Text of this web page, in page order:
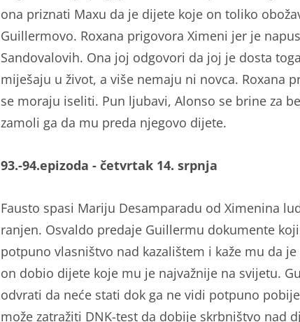
ona priznati Maxu da je dijete koje on toliko
Guillermovo. Roxana prigovora Ximeni jer je
Sandovalovih. Ona joj odgovori da joj je dosta
miješaju u život, a više nemaju ni novca. Roxana
se moraju iseliti. Pun ljubavi, Alonso se brine za
zamoli ga da mu preda njegovo dijete.
93.-94.epizoda - četvrtak 14. srpnja
Fausto spasi Mariju Desamparadu od Ximenina
ranjen. Osvaldo predaje Guillermu dokumente
potpuno vlasništvo nad kazalištem i kaže mu da
on dobio dijete koje mu je najvažnije na svijetu.
odvrati da neće stati dok ga ne vidi potpuno
može zatražiti DNK-test da dobije skrbništvo nad